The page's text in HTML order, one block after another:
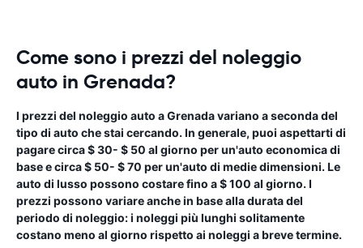
Come sono i prezzi del noleggio
auto in Grenada?
I prezzi del noleggio auto a Grenada variano a seconda del
tipo di auto che stai cercando. In generale, puoi aspettarti di
pagare circa $ 30- $ 50 al giorno per un'auto economica di
base e circa $ 50- $ 70 per un'auto di medie dimensioni. Le
auto di lusso possono costare fino a $ 100 al giorno. I
prezzi possono variare anche in base alla durata del
periodo di noleggio: i noleggi più lunghi solitamente
costano meno al giorno rispetto ai noleggi a breve termine.